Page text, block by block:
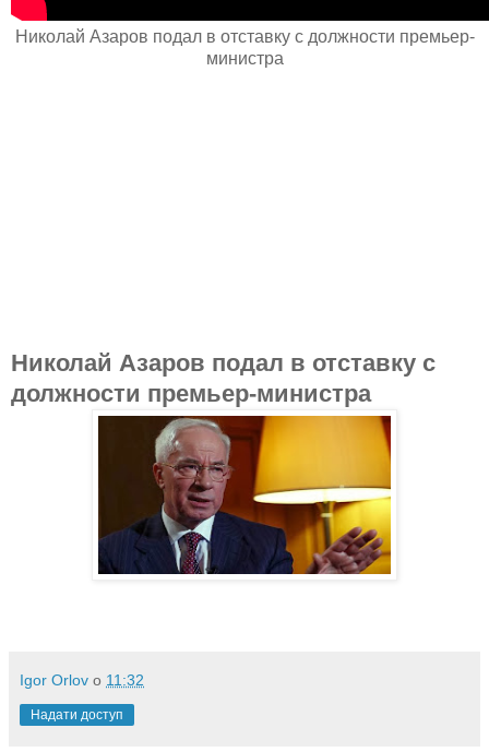
Николай Азаров подал в отставку с должности премьер-
министра
Николай Азаров подал в отставку с
должности премьер-министра
Igor Orlov о 11:32
Надати доступ